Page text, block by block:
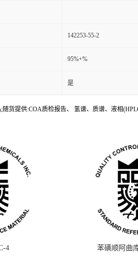
142253-55-2
95%+%
是
货提供:COA质检报告、 氢谱、质谱、液相
4 苯磺顺阿曲